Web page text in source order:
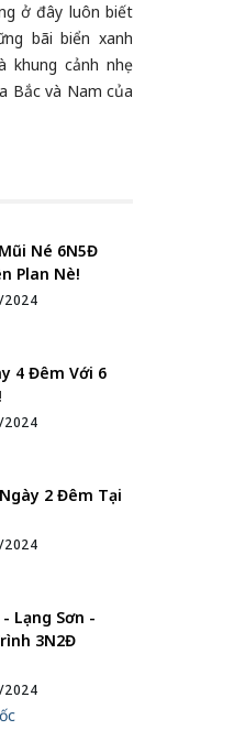
ở đây luôn biết
bãi biển xanh
khung cảnh nhẹ
Bắc và Nam của
Né 6N5Đ
Plan Nè!
4 Đêm Với 6
2 Đêm Tại
Lạng Sơn -
3N2Đ